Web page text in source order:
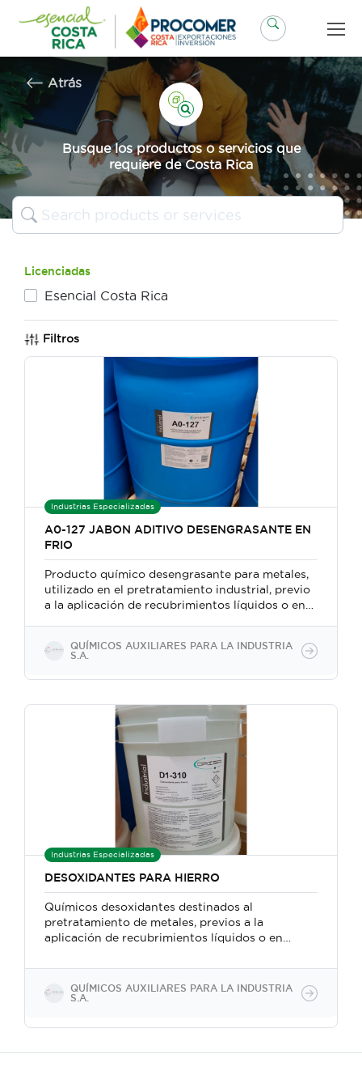
contenido
Atrás
Busque los productos o servicios que
requiere de Costa Rica
Licenciadas
Esencial Costa Rica
Filtros
Industrias Especializadas
A0-127 JABON ADITIVO DESENGRASANTE EN
FRIO
Producto químico desengrasante para metales,
utilizado en el pretratamiento industrial, previo
a la aplicación de recubrimientos líquidos o en
QUÍMICOS AUXILIARES PARA LA INDUSTRIA
S.A.
Industrias Especializadas
DESOXIDANTES PARA HIERRO
Químicos desoxidantes destinados al
pretratamiento de metales, previos a la
aplicación de recubrimientos líquidos o en
QUÍMICOS AUXILIARES PARA LA INDUSTRIA
S.A.